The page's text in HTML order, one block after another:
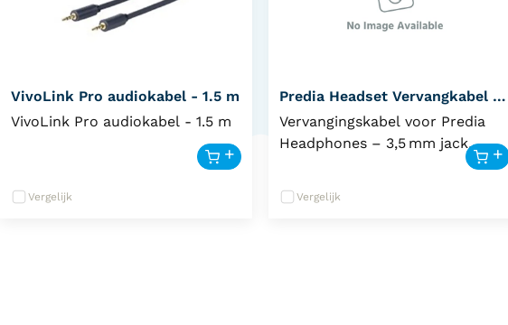
VivoLink Pro audiokabel - 1.5 m
VivoLink Pro audiokabel - 1.5 m
Vergelijk
Predia Headset Vervangkabel -
3.5mm Jack
Vervangingskabel voor Predia
Headphones – 3,5 mm jack
Verleng de levensduur van uw
Predia Kids Headphones met
deze officiële vervangkabel. In
Vergelijk